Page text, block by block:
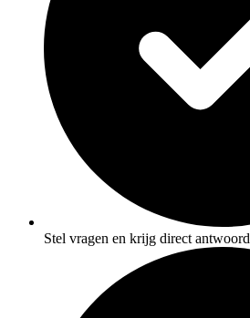
Stel vragen en krijg direct antwoord